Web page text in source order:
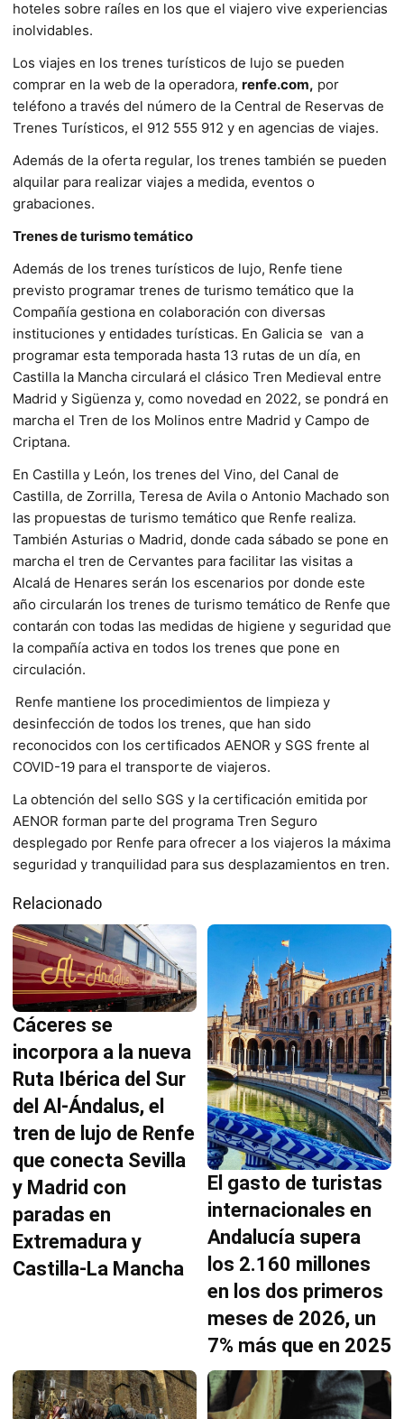
hoteles sobre raíles en los que el viajero vive experiencias
inolvidables.
Los viajes en los trenes turísticos de lujo se pueden
comprar en la web de la operadora, renfe.com, por
teléfono a través del número de la Central de Reservas de
Trenes Turísticos, el 912 555 912 y en agencias de viajes.
Además de la oferta regular, los trenes también se pueden
alquilar para realizar viajes a medida, eventos o
grabaciones.
Trenes de turismo temático
Además de los trenes turísticos de lujo, Renfe tiene
previsto programar trenes de turismo temático que la
Compañía gestiona en colaboración con diversas
instituciones y entidades turísticas. En Galicia se van a
programar esta temporada hasta 13 rutas de un día, en
Castilla la Mancha circulará el clásico Tren Medieval entre
Madrid y Sigüenza y, como novedad en 2022, se pondrá en
marcha el Tren de los Molinos entre Madrid y Campo de
Criptana.
En Castilla y León, los trenes del Vino, del Canal de
Castilla, de Zorrilla, Teresa de Avila o Antonio Machado son
las propuestas de turismo temático que Renfe realiza.
También Asturias o Madrid, donde cada sábado se pone en
marcha el tren de Cervantes para facilitar las visitas a
Alcalá de Henares serán los escenarios por donde este
año circularán los trenes de turismo temático de Renfe que
contarán con todas las medidas de higiene y seguridad que
la compañía activa en todos los trenes que pone en
circulación.
Renfe mantiene los procedimientos de limpieza y
desinfección de todos los trenes, que han sido
reconocidos con los certificados AENOR y SGS frente al
COVID-19 para el transporte de viajeros.
La obtención del sello SGS y la certificación emitida por
AENOR forman parte del programa Tren Seguro
desplegado por Renfe para ofrecer a los viajeros la máxima
seguridad y tranquilidad para sus desplazamientos en tren.
Relacionado
Cáceres se
incorpora a la nueva
Ruta Ibérica del Sur
del Al-Ándalus, el
tren de lujo de Renfe
que conecta Sevilla
y Madrid con
paradas en
Extremadura y
Castilla-La Mancha
El gasto de turistas
internacionales en
Andalucía supera
los 2.160 millones
en los dos primeros
meses de 2026, un
7% más que en 2025